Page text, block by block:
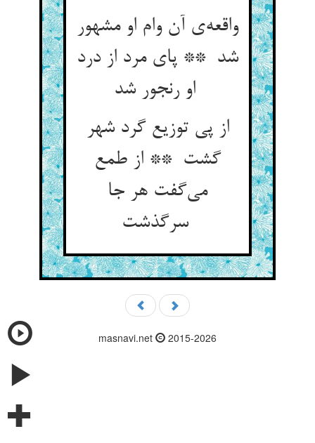
واقعه‌ی آن وام او مشهور
شد ** پای مرد از درد
از پی توزیع گرد شهر
گشت ** از طمع
می‌گفت هر جا
سرگذشت
masnavi.net 2015-2026